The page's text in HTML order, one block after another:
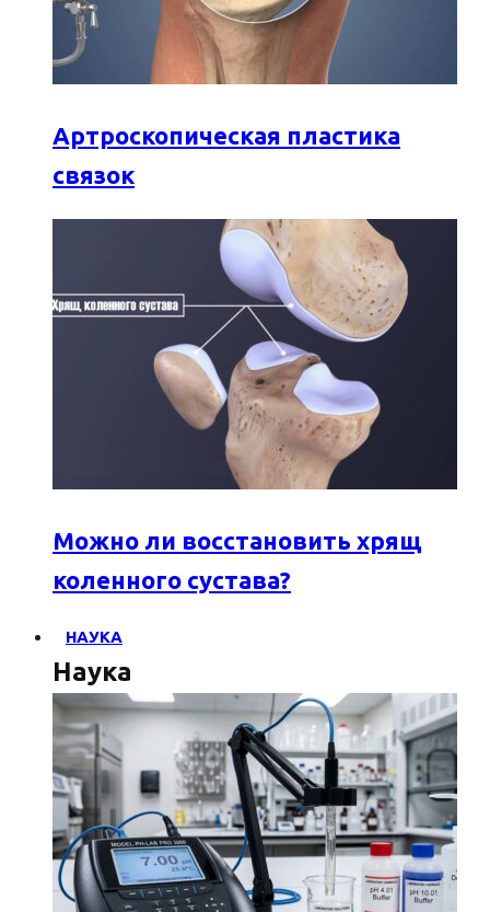
Артроскопическая пластика
связок
Можно ли восстановить хрящ
коленного сустава?
НАУКА
Наука